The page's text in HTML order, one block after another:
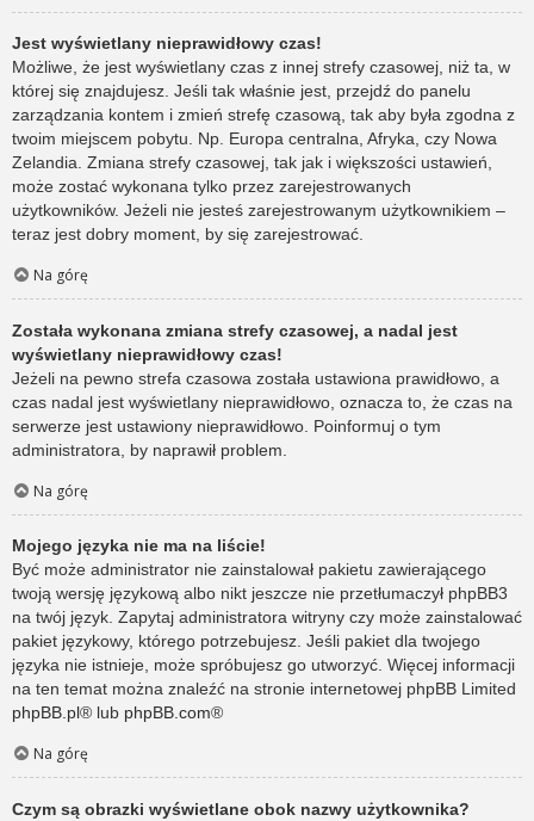
Jest wyświetlany nieprawidłowy czas!
Możliwe, że jest wyświetlany czas z innej strefy czasowej, niż ta, w
której się znajdujesz. Jeśli tak właśnie jest, przejdź do panelu
zarządzania kontem i zmień strefę czasową, tak aby była zgodna z
twoim miejscem pobytu. Np. Europa centralna, Afryka, czy Nowa
Zelandia. Zmiana strefy czasowej, tak jak i większości ustawień,
może zostać wykonana tylko przez zarejestrowanych
użytkowników. Jeżeli nie jesteś zarejestrowanym użytkownikiem –
teraz jest dobry moment, by się zarejestrować.
Na górę
Została wykonana zmiana strefy czasowej, a nadal jest
wyświetlany nieprawidłowy czas!
Jeżeli na pewno strefa czasowa została ustawiona prawidłowo, a
czas nadal jest wyświetlany nieprawidłowo, oznacza to, że czas na
serwerze jest ustawiony nieprawidłowo. Poinformuj o tym
administratora, by naprawił problem.
Na górę
Mojego języka nie ma na liście!
Być może administrator nie zainstalował pakietu zawierającego
twoją wersję językową albo nikt jeszcze nie przetłumaczył phpBB3
na twój język. Zapytaj administratora witryny czy może zainstalować
pakiet językowy, którego potrzebujesz. Jeśli pakiet dla twojego
języka nie istnieje, może spróbujesz go utworzyć. Więcej informacji
na ten temat można znaleźć na stronie internetowej phpBB Limited
phpBB.pl® lub phpBB.com®
Na górę
Czym są obrazki wyświetlane obok nazwy użytkownika?